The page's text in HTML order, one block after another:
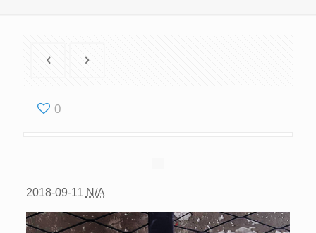
0
2018-09-11 N/A